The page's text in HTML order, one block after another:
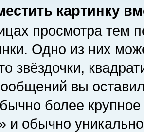
картинку
просмотра тем
Одно из них
звёздочки,
вы
более
и обычно